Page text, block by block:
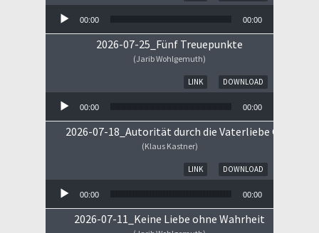
00:00 00:00
2026-07-25_Fünf Treuepunkte
(Jarib Wohlgemuth)
DOWNLOAD
LINK
00:00 00:00
2026-07-18_Autorität durch die Vaterliebe Gottes
(Klaus Kastner)
DOWNLOAD
LINK
00:00 00:00
2026-07-11_Keine Liebe ohne Wahrheit